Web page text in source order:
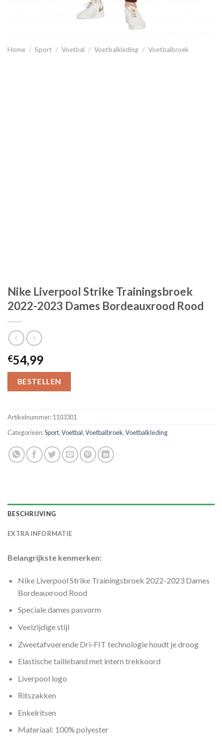
Home / Sport / Voetbal / Voetbalkleding / Voetbalbroek
Nike Liverpool Strike Trainingsbroek
2022-2023 Dames Bordeauxrood Rood
€54,99
BESTELLEN
Artikelnummer:1103301
Categorieën:Sport,Voetbal,Voetbalbroek,Voetbalkleding
BESCHRIJVING
EXTRA INFORMATIE
Belangrijkste kenmerken:
Nike Liverpool Strike Trainingsbroek 2022-2023 Dames
Bordeauxrood Rood
Speciale dames pasvorm
Veelzijdige stijl
Zweetafvoerende Dri-FIT technologie houdt je droog
Elastische tailleband met intern trekkoord
Liverpool logo
Ritszakken
Enkelritsen
Materiaal: 100% polyester